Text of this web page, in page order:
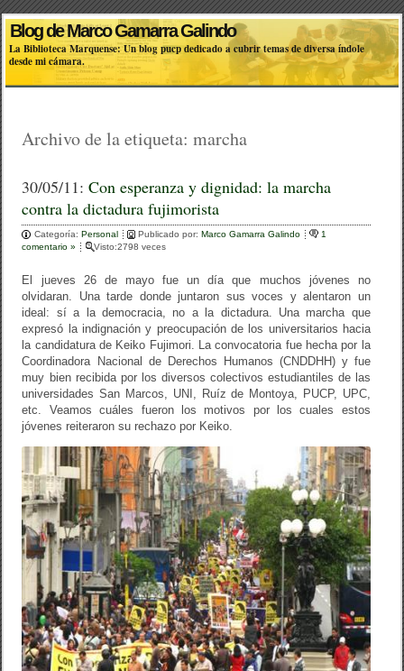
Blog de Marco Gamarra Galindo
La Biblioteca Marquense: Un blog pucp dedicado a cubrir temas de diversa índole
desde mi cámara.
Archivo de la etiqueta:marcha
30/05/11:Con esperanza y dignidad: la marcha
contra la dictadura fujimorista
Categoría:Personal Publicado por:Marco Gamarra Galindo
1
comentario »
Visto:2798 veces
El jueves 26 de mayo fue un día que muchos jóvenes no
olvidaran. Una tarde donde juntaron sus voces y alentaron un
ideal: sí a la democracia, no a la dictadura. Una marcha que
expresó la indignación y preocupación de los universitarios hacia
la candidatura de Keiko Fujimori. La convocatoria fue hecha por la
Coordinadora Nacional de Derechos Humanos (CNDDHH) y fue
muy bien recibida por los diversos colectivos estudiantiles de las
universidades San Marcos, UNI, Ruíz de Montoya, PUCP, UPC,
etc. Veamos cuáles fueron los motivos por los cuales estos
jóvenes reiteraron su rechazo por Keiko.